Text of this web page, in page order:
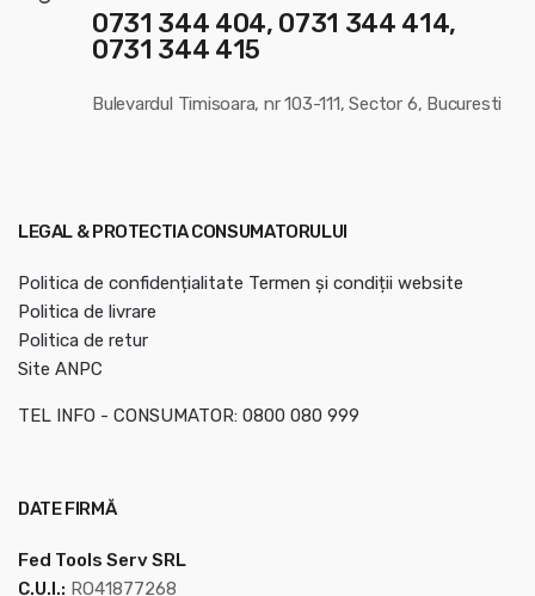
0731 344 404, 0731 344 414,
0731 344 415
Bulevardul Timisoara, nr 103-111, Sector 6, Bucuresti
LEGAL & PROTECTIA CONSUMATORULUI
Politica de confidențialitate Termen și condiții website
Politica de livrare
Politica de retur
Site ANPC
TEL INFO - CONSUMATOR: 0800 080 999
DATE FIRMĂ
Fed Tools Serv SRL
C.U.I.: RO41877268